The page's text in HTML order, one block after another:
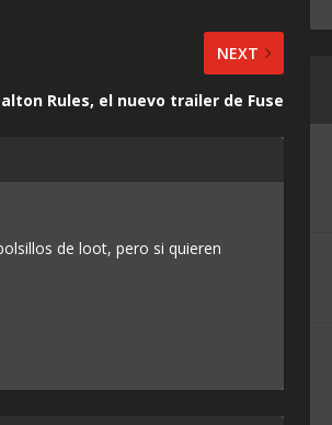
NEXT
Rules, el nuevo trailer de Fuse
de loot, pero si quieren